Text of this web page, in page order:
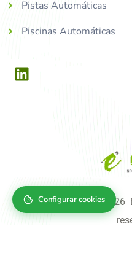
Pistas Automáticas
Piscinas Automáticas
Copyright © 2004-2026
Configurar cookies